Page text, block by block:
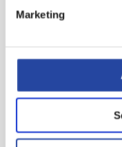
Marketing
Sneek en Dekker
Houd mij op
Houd mij op de